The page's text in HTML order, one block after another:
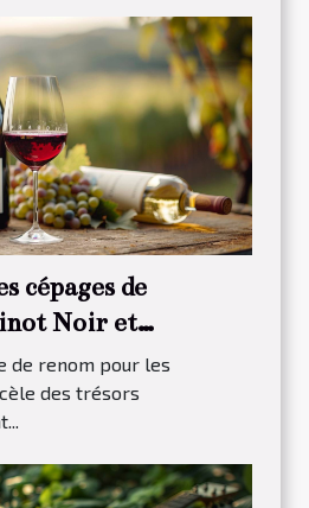
cépages de
Noir et
de renom pour les
des trésors